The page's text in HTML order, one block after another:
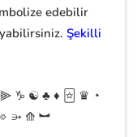
edebilir
Şekilli
♑︎ ☯︎ ♣ ♦ 🃟 ♛ ◔
⭄ ⟰ ︼